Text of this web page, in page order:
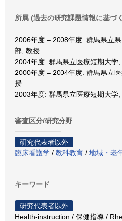
所属 (過去の研究課題情報に基づ
2006年度 – 2008年度: 群馬県立
部, 教授
2004年度: 群馬県立医療短期大学
2000年度 – 2004年度: 群馬県立
授
2003年度: 群馬県立医療短期大学,
審査区分/研究分野
研究代表者以外
臨床看護学 / 教科教育 / 地域・老
キーワード
研究代表者以外
Health-instruction / 保健指導 /